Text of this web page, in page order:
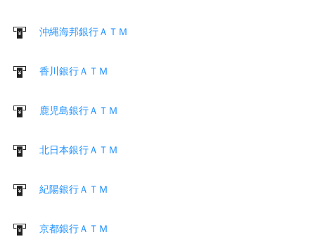
沖縄海邦銀行ＡＴＭ
香川銀行ＡＴＭ
鹿児島銀行ＡＴＭ
北日本銀行ＡＴＭ
紀陽銀行ＡＴＭ
京都銀行ＡＴＭ